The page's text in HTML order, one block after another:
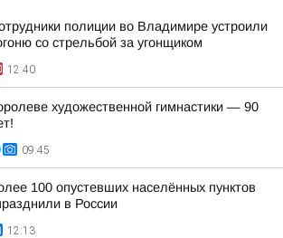
полиции во Владимире устроили
со стрельбой за угонщиком
12:40
художественной гимнастики — 90
09:45
100 опустевших населённых пунктов
в России
12:13